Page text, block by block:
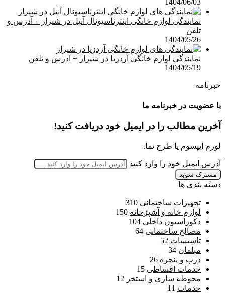
نمایندگی لوازم خانگی اینترناسیونال آنیل در شیراز + آدرس و
تلفن
1404/05/26
نمایندگی لوازم خانگی آردزیا در شیراز + آدرس و تلفن
1404/05/19
خبرنامه
با عضویت در خبرنامه ما
آخرین مطالب را در ایمیل خود دریافت کنید!
لورم ایپسوم یا طرح‌ نما.
آدرس ایمیل خود را وارد کنید
دسته بندی ها
تجهیزات ساختمانی 310
لوازم خانه و آشپزخانه 150
دکوراسیون داخلی 104
مصالح ساختمانی 64
تاسیسات 52
مبلمان 34
درب و پنجره 26
خدمات اقساطی 15
محوطه سازی و استخر 12
خدمات 11